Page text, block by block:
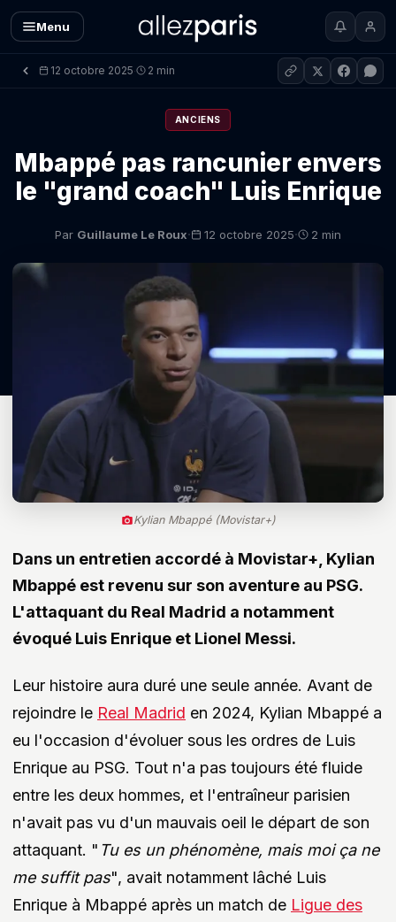
Menu
12 octobre 2025· 2 min
ANCIENS
Mbappé pas rancunier envers
le "grand coach" Luis Enrique
Par Guillaume Le Roux· 12 octobre 2025· 2 min
Kylian Mbappé (Movistar+)
Dans un entretien accordé à Movistar+, Kylian
Mbappé est revenu sur son aventure au PSG.
L'attaquant du Real Madrid a notamment
évoqué Luis Enrique et Lionel Messi.
Leur histoire aura duré une seule année. Avant de
rejoindre le Real Madrid en 2024, Kylian Mbappé a
eu l'occasion d'évoluer sous les ordres de Luis
Enrique au PSG. Tout n'a pas toujours été fluide
entre les deux hommes, et l'entraîneur parisien
n'avait pas vu d'un mauvais oeil le départ de son
attaquant. " Tu es un phénomène, mais moi ça ne
me suffit pas", avait notamment lâché Luis
Enrique à Mbappé après un match de Ligue des